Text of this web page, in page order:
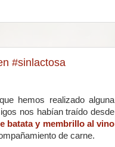
#sinlactosa
hemos realizado alguna
nos habían traído desde
batata y membrillo al vino
de carne.